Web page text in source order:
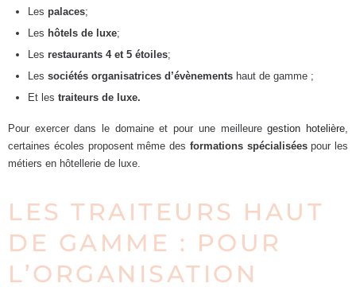
Les palaces;
Les hôtels de luxe;
Les restaurants 4 et 5 étoiles;
Les sociétés organisatrices d’évènements haut de gamme ;
Et les traiteurs de luxe.
Pour exercer dans le domaine et pour une meilleuregestion hotelière
certaines écoles proposent même des formations spécialiséespour les
métiers en hôtellerie de luxe.
LES TRAITEURS HAUT
DE GAMME : POUR
L’ORGANISATION